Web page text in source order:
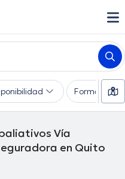
Formas de
Vía
en Quito